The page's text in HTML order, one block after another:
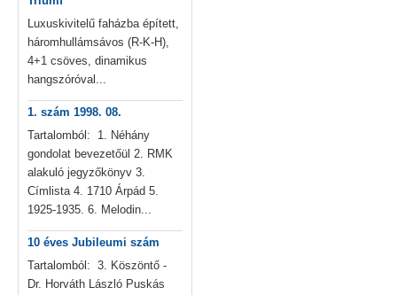
Luxuskivitelű faházba épített,
háromhullámsávos (R-K-H),
4+1 csöves, dinamikus
hangszóróval...
1. szám 1998. 08.
Tartalomból: 1. Néhány
gondolat bevezetőül 2. RMK
alakuló jegyzőkönyv 3.
Címlista 4. 1710 Árpád 5.
1925-1935. 6. Melodin...
10 éves Jubileumi szám
Tartalomból: 3. Köszöntő -
Dr. Horváth László Puskás